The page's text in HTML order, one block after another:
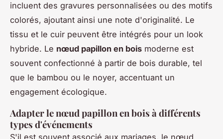
incluent des gravures personnalisées ou des motifs
colorés, ajoutant ainsi une note d'originalité. Le
tissu et le cuir peuvent être intégrés pour un look
hybride. Le nœud papillon en bois moderne est
souvent confectionné à partir de bois durable, tel
que le bambou ou le noyer, accentuant un
engagement écologique.
Adapter le nœud papillon en bois à différents
types d'événements